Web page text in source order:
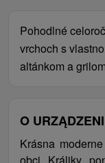
Pohodlné
vrchoch s
altánkom a
O
Krásna